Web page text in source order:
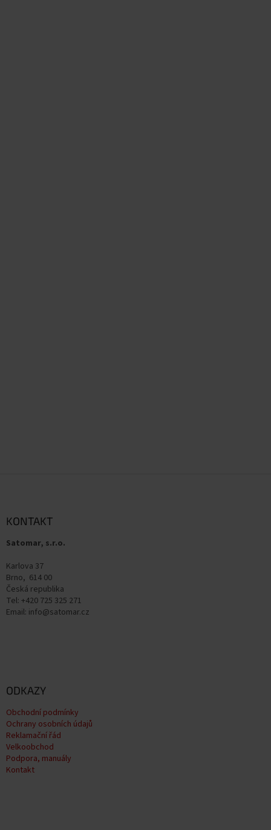
KONTAKT
Satomar, s.r.o.
Karlova 37
Brno, 614 00
Česká republika
Tel: +420 725 325 271
Email: info@satomar.cz
ODKAZY
Obchodní podmínky
Ochrany osobních údajů
Reklamační řád
Velkoobchod
Podpora, manuály
Kontakt